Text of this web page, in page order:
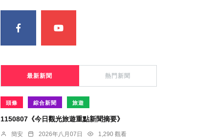
最新新聞 熱門新聞
頭條 綜合新聞 旅遊
1150807《今日觀光旅遊重點新聞摘要》
簡安 2026年八月07日
1,290 觀看